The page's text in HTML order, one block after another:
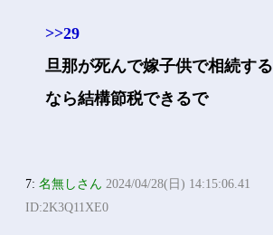
>>29
旦那が死んで嫁子供で相続する
なら結構節税できるで
7:名無しさん 2024/04/28(日) 14:15:06.41
ID:2K3Q11XE0